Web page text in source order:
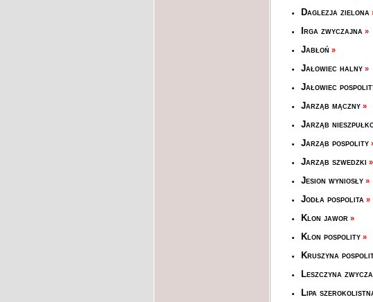
Daglezja zielona
Irga zwyczajna »
Jabłoń »
Jałowiec halny »
Jałowiec
Jarząb mączny »
Jarząb
Jarząb pospolity
Jarząb szwedzki »
Jesion wyniosły »
Jodła pospolita »
Klon jawor »
Klon pospolity »
Kruszyna
Leszczyna
Lipa